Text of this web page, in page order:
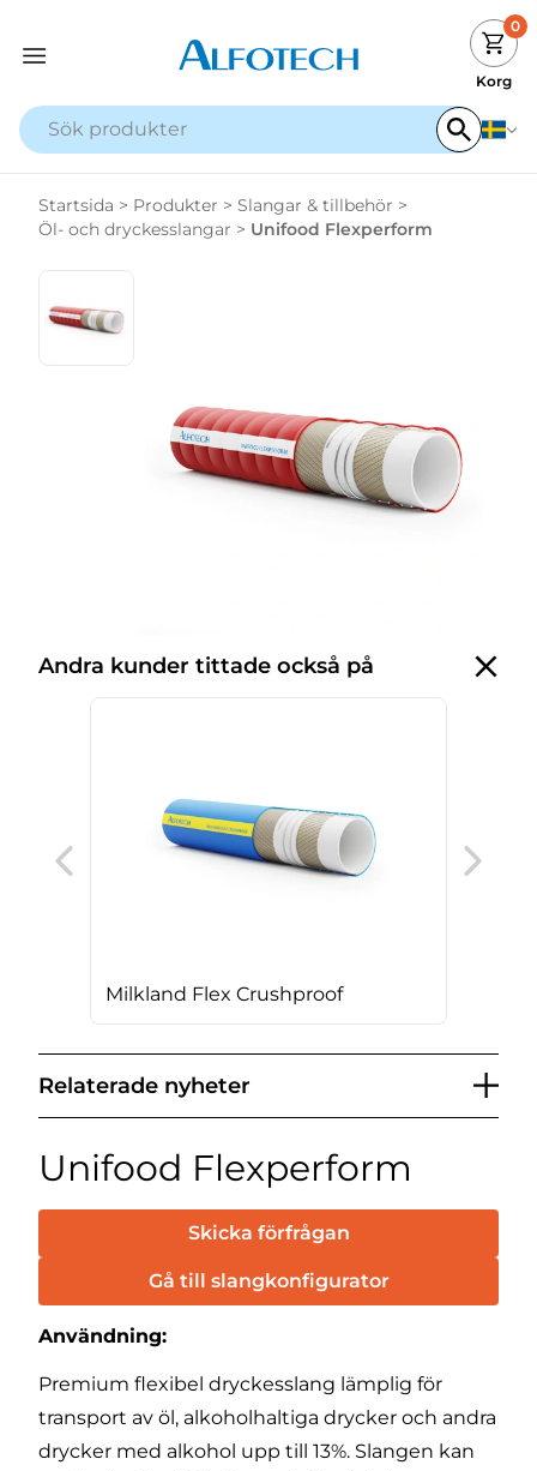
0
Korg
Startsida > Produkter > Slangar & tillbehör >
Öl- och dryckesslangar > Unifood Flexperform
Andra kunder tittade också på
Milkland Flex Crushproof
Relaterade nyheter
Unifood Flexperform
Skicka förfrågan
Gå till slangkonfigurator
Användning:
Premium flexibel dryckesslang lämplig för
transport av öl, alkoholhaltiga drycker och andra
drycker med alkohol upp till 13%. Slangen kan